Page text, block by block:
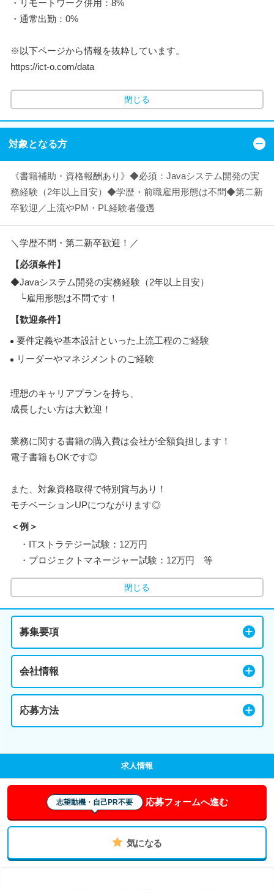
・リモートワーク併用：8%
・通常出勤：0%
※以下ページから情報を抜粋しています。
https://ict-o.com/data
閉じる
対象となる方
《書籍補助・資格報酬あり》◆必須：Javaシステム開発の実
務経験（2年以上目安）◆学歴・前職雇用形態は不問◆第二新
卒歓迎／上流やPM・PL経験者優遇
＼学歴不問・第二新卒歓迎！／
【必須条件】
◆Javaシステム開発の実務経験（2年以上目安）
└雇用形態は不問です！
【歓迎条件】
要件定義や基本設計といった上流工程のご経験
リーダーやマネジメントのご経験
理想のキャリアプランを持ち、
成長したい方は大歓迎！
業務に関する書籍の購入費は会社が全額負担します！
電子書籍もOKです◎
また、対象資格取得で特別賞与あり！
モチベーションUPにつながります◎
＜例＞
・ITストラテジー試験：12万円
・プロジェクトマネージャー試験：12万円 等
閉じる
募集要項
会社情報
応募方法
求人情報
志望動機・自己PR不要 応募フォームへ進む
気になる